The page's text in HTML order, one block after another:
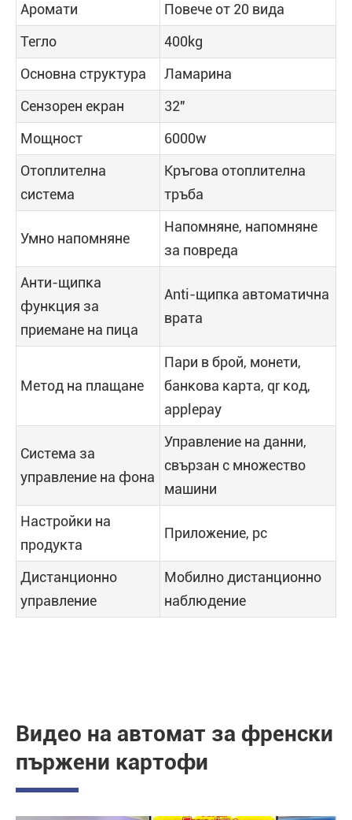
Аромати
Повече от 20 вида
Тегло
400kg
Основна структура
Ламарина
Сензорен екран
32"
Мощност
6000w
Отоплителна
система
Кръгова отоплителна
тръба
Умно напомняне
Напомняне, напомняне
за повреда
Анти-щипка
функция за
приемане на пица
Anti-щипка автоматична
врата
Метод на плащане
Пари в брой, монети,
банкова карта, qr код,
applepay
Система за
управление на фона
Управление на данни,
свързан с множество
машини
Настройки на
продукта
Приложение, pc
Дистанционно
управление
Мобилно дистанционно
наблюдение
Видео на автомат за френски
пържени картофи